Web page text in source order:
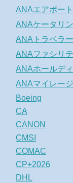
ANAエアポー
ANAケータリ
ANAトラベラ
ANAファシリ
ANAホールデ
ANAマイレー
Boeing
CA
CANON
CMSI
COMAC
CP+2026
DHL